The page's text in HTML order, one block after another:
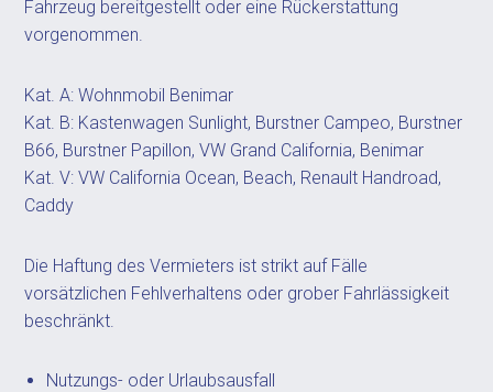
Fahrzeug bereitgestellt oder eine Rückerstattung
vorgenommen.
Kat. A: Wohnmobil Benimar
Kat. B: Kastenwagen Sunlight, Burstner Campeo, Burstner
B66, Burstner Papillon, VW Grand California, Benimar
Kat. V: VW California Ocean, Beach, Renault Handroad,
Caddy
Die Haftung des Vermieters ist strikt auf Fälle
vorsätzlichen Fehlverhaltens oder grober Fahrlässigkeit
beschränkt.
Nutzungs- oder Urlaubsausfall